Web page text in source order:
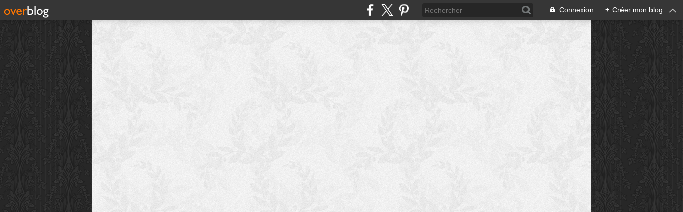
Connexion + Créer mon blog